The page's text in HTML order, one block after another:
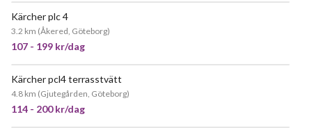
Kärcher plc 4
3.2 km (Åkered, Göteborg)
107 - 199 kr/dag
Kärcher pcl4 terrasstvätt
4.8 km (Gjutegården, Göteborg)
114 - 200 kr/dag